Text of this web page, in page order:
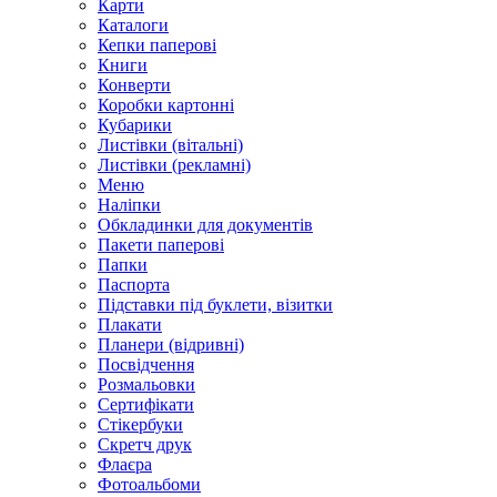
Карти
Каталоги
Кепки паперові
Книги
Конверти
Коробки картонні
Кубарики
Листівки (вітальні)
Листівки (рекламні)
Меню
Наліпки
Обкладинки для документів
Пакети паперові
Папки
Паспорта
Підставки під буклети, візитки
Плакати
Планери (відривні)
Посвідчення
Розмальовки
Сертифікати
Стікербуки
Скретч друк
Флаєра
Фотоальбоми